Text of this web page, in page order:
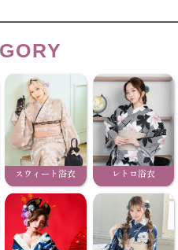
スウィート浴衣 レトロ浴衣